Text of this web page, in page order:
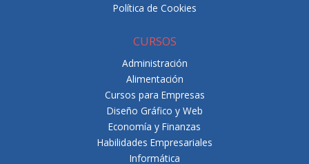
Política de Cookies
CURSOS
Administración
Alimentación
Cursos para Empresas
Diseño Gráfico y Web
Economía y Finanzas
Habilidades Empresariales
Informática